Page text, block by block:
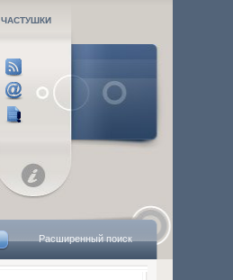
ЧАСТУШКИ
Расширенный поиск